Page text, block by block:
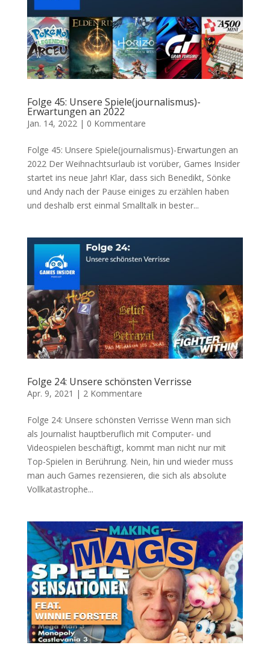
Folge 45: Unsere Spiele(journalismus)-
Erwartungen an 2022
Jan. 14, 2022 | 0 Kommentare
Folge 45: Unsere Spiele(journalismus)-Erwartungen an
2022 Der Weihnachtsurlaub ist vorüber, Games Insider
startet ins neue Jahr! Klar, dass sich Benedikt, Sönke
und Andy nach der Pause einiges zu erzählen haben
und deshalb erst einmal Smalltalk in bester...
Folge 24: Unsere schönsten Verrisse
Apr. 9, 2021 | 2 Kommentare
Folge 24: Unsere schönsten Verrisse Wenn man sich
als Journalist hauptberuflich mit Computer- und
Videospielen beschäftigt, kommt man nicht nur mit
Top-Spielen in Berührung. Nein, hin und wieder muss
man auch Games rezensieren, die sich als absolute
Vollkatastrophe...